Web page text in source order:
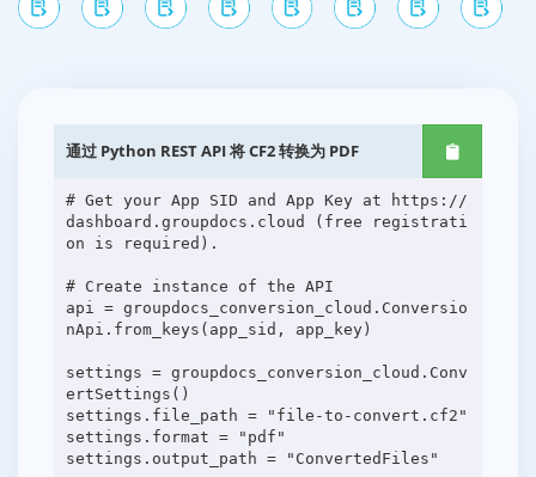
通过 Python REST API 将 CF2 转换为 PDF
# Get your App SID and App Key at https://
dashboard.groupdocs.cloud (free registrati
on is required).
# Create instance of the API
api = groupdocs_conversion_cloud.Conversio
nApi.from_keys(app_sid, app_key)
settings = groupdocs_conversion_cloud.Conv
ertSettings()
settings.file_path = "file-to-convert.cf2"
settings.format = "pdf"
settings.output_path = "ConvertedFiles"